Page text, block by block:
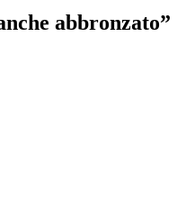
abbronzato”